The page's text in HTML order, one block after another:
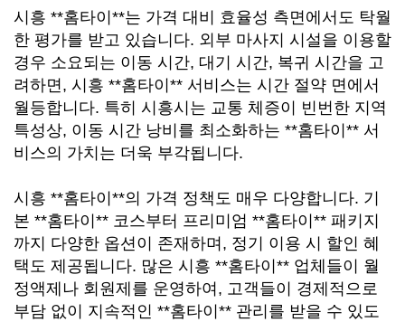
시흥 **홈타이**는 가격 대비 효율성 측면에서도 탁월
한 평가를 받고 있습니다. 외부 마사지 시설을 이용할
경우 소요되는 이동 시간, 대기 시간, 복귀 시간을 고
려하면, 시흥 **홈타이** 서비스는 시간 절약 면에서
월등합니다. 특히 시흥시는 교통 체증이 빈번한 지역
특성상, 이동 시간 낭비를 최소화하는 **홈타이** 서
비스의 가치는 더욱 부각됩니다.
시흥 **홈타이**의 가격 정책도 매우 다양합니다. 기
본 **홈타이** 코스부터 프리미엄 **홈타이** 패키지
까지 다양한 옵션이 존재하며, 정기 이용 시 할인 혜
택도 제공됩니다. 많은 시흥 **홈타이** 업체들이 월
정액제나 회원제를 운영하여, 고객들이 경제적으로
부담 없이 지속적인 **홈타이** 관리를 받을 수 있도